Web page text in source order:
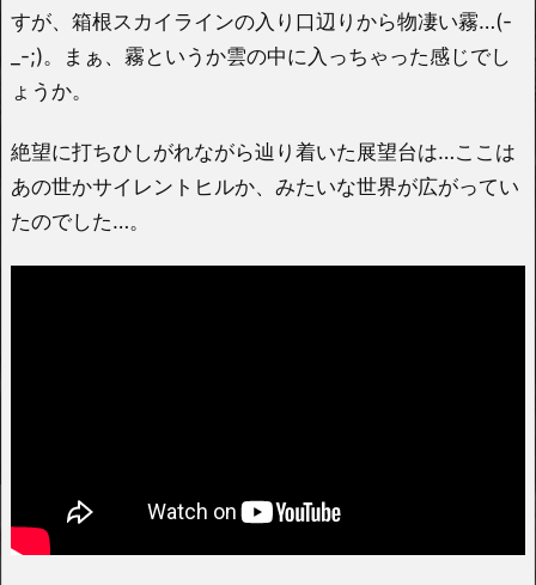
すが、箱根スカイラインの入り口辺りから物凄い霧…(-
_-;)。まぁ、霧というか雲の中に入っちゃった感じでし
ょうか。
絶望に打ちひしがれながら辿り着いた展望台は…ここは
あの世かサイレントヒルか、みたいな世界が広がってい
たのでした…。